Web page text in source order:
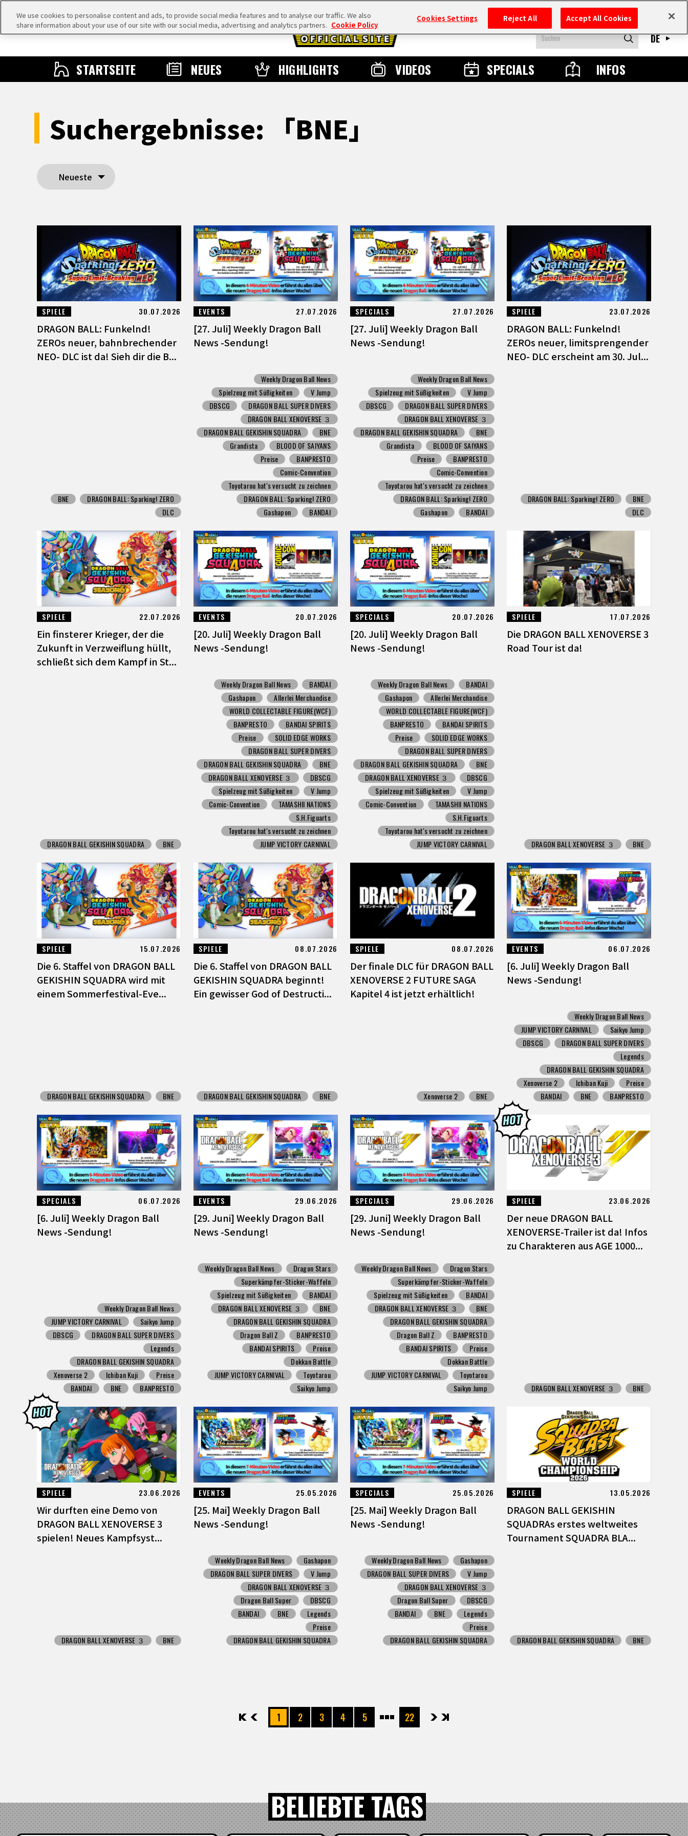
STARTSEITE NEUES HIGHLIGHTS VIDEOS SPECIALS INFOS
DE
Suchergebnisse: 「BNE」
Neueste
SPIELE 30.07.2026
DRAGON BALL: Funkelnd!
ZEROs neuer, bahnbrechender
NEO- DLC ist da! Sieh dir die B...
BNE
DRAGON BALL: Sparking! ZERO
DLC
EVENTS 27.07.2026
[27. Juli] Weekly Dragon Ball
News -Sendung!
Weekly Dragon Ball News
Spielzeug mit Süßigkeiten
V Jump
DBSCG
DRAGON BALL SUPER DIVERS
DRAGON BALL XENOVERSE ３
DRAGON BALL GEKISHIN SQUADRA
BNE
Grandista
BLOOD OF SAIYANS
Preise
BANPRESTO
Comic-Convention
Toyotarou hat's versucht zu zeichnen
DRAGON BALL: Sparking! ZERO
Gashapon
BANDAI
SPECIALS 27.07.2026
[27. Juli] Weekly Dragon Ball
News -Sendung!
Weekly Dragon Ball News
Spielzeug mit Süßigkeiten
V Jump
DBSCG
DRAGON BALL SUPER DIVERS
DRAGON BALL XENOVERSE ３
DRAGON BALL GEKISHIN SQUADRA
BNE
Grandista
BLOOD OF SAIYANS
Preise
BANPRESTO
Comic-Convention
Toyotarou hat's versucht zu zeichnen
DRAGON BALL: Sparking! ZERO
Gashapon
BANDAI
SPIELE 23.07.2026
DRAGON BALL: Funkelnd!
ZEROs neuer, limitsprengender
NEO- DLC erscheint am 30. Jul...
DRAGON BALL: Sparking! ZERO
BNE
DLC
SPIELE 22.07.2026
Ein finsterer Krieger, der die
Zukunft in Verzweiflung hüllt,
schließt sich dem Kampf in St...
DRAGON BALL GEKISHIN SQUADRA BNE
EVENTS 20.07.2026
[20. Juli] Weekly Dragon Ball
News -Sendung!
Weekly Dragon Ball News
BANDAI
Gashapon
Allerlei Merchandise
WORLD COLLECTABLE FIGURE(WCF)
BANPRESTO
BANDAI SPIRITS
Preise
SOLID EDGE WORKS
DRAGON BALL SUPER DIVERS
DRAGON BALL GEKISHIN SQUADRA
BNE
DRAGON BALL XENOVERSE ３
DBSCG
Spielzeug mit Süßigkeiten
V Jump
Comic-Convention
TAMASHII NATIONS
S.H.Figuarts
Toyotarou hat's versucht zu zeichnen
JUMP VICTORY CARNIVAL
SPECIALS 20.07.2026
[20. Juli] Weekly Dragon Ball
News -Sendung!
Weekly Dragon Ball News
BANDAI
Gashapon
Allerlei Merchandise
WORLD COLLECTABLE FIGURE(WCF)
BANPRESTO
BANDAI SPIRITS
Preise
SOLID EDGE WORKS
DRAGON BALL SUPER DIVERS
DRAGON BALL GEKISHIN SQUADRA
BNE
DRAGON BALL XENOVERSE ３
DBSCG
Spielzeug mit Süßigkeiten
V Jump
Comic-Convention
TAMASHII NATIONS
S.H.Figuarts
Toyotarou hat's versucht zu zeichnen
JUMP VICTORY CARNIVAL
SPIELE 17.07.2026
Die DRAGON BALL XENOVERSE 3
Road Tour ist da!
DRAGON BALL XENOVERSE ３ BNE
SPIELE 15.07.2026
Die 6. Staffel von DRAGON BALL
GEKISHIN SQUADRA wird mit
einem Sommerfestival-Eve...
DRAGON BALL GEKISHIN SQUADRA BNE
SPIELE 08.07.2026
Die 6. Staffel von DRAGON BALL
GEKISHIN SQUADRA beginnt!
Ein gewisser God of Destructi...
DRAGON BALL GEKISHIN SQUADRA BNE
SPIELE 08.07.2026
Der finale DLC für DRAGON BALL
XENOVERSE 2 FUTURE SAGA
Kapitel 4 ist jetzt erhältlich!
Xenoverse 2 BNE
EVENTS 06.07.2026
[6. Juli] Weekly Dragon Ball
News -Sendung!
Weekly Dragon Ball News
JUMP VICTORY CARNIVAL
Saikyo Jump
DBSCG
DRAGON BALL SUPER DIVERS
Legends
DRAGON BALL GEKISHIN SQUADRA
Xenoverse 2
Ichiban Kuji
Preise
BANDAI
BNE BANPRESTO
SPECIALS 06.07.2026
[6. Juli] Weekly Dragon Ball
News -Sendung!
Weekly Dragon Ball News
JUMP VICTORY CARNIVAL
Saikyo Jump
DBSCG
DRAGON BALL SUPER DIVERS
Legends
DRAGON BALL GEKISHIN SQUADRA
Xenoverse 2
Ichiban Kuji
Preise
BANDAI
BNE BANPRESTO
EVENTS 29.06.2026
[29. Juni] Weekly Dragon Ball
News -Sendung!
Weekly Dragon Ball News
Dragon Stars
Superkämpfer-Sticker-Waffeln
Spielzeug mit Süßigkeiten
BANDAI
DRAGON BALL XENOVERSE ３
BNE
DRAGON BALL GEKISHIN SQUADRA
Dragon Ball Z
BANPRESTO
BANDAI SPIRITS
Preise
Dokkan Battle
JUMP VICTORY CARNIVAL
Toyotarou
Saikyo Jump
SPECIALS 29.06.2026
[29. Juni] Weekly Dragon Ball
News -Sendung!
Weekly Dragon Ball News
Dragon Stars
Superkämpfer-Sticker-Waffeln
Spielzeug mit Süßigkeiten
BANDAI
DRAGON BALL XENOVERSE ３
BNE
DRAGON BALL GEKISHIN SQUADRA
Dragon Ball Z
BANPRESTO
BANDAI SPIRITS
Preise
Dokkan Battle
JUMP VICTORY CARNIVAL
Toyotarou
Saikyo Jump
SPIELE 23.06.2026
Der neue DRAGON BALL
XENOVERSE-Trailer ist da! Infos
zu Charakteren aus AGE 1000...
DRAGON BALL XENOVERSE ３ BNE
SPIELE 23.06.2026
Wir durften eine Demo von
DRAGON BALL XENOVERSE 3
spielen! Neues Kampfsyst...
DRAGON BALL XENOVERSE ３ BNE
EVENTS 25.05.2026
[25. Mai] Weekly Dragon Ball
News -Sendung!
Weekly Dragon Ball News
Gashapon
DRAGON BALL SUPER DIVERS
V Jump
DRAGON BALL XENOVERSE ３
Dragon Ball Super
DBSCG
BANDAI
BNE
Legends
Preise
DRAGON BALL GEKISHIN SQUADRA
SPECIALS 25.05.2026
[25. Mai] Weekly Dragon Ball
News -Sendung!
Weekly Dragon Ball News
Gashapon
DRAGON BALL SUPER DIVERS
V Jump
DRAGON BALL XENOVERSE ３
Dragon Ball Super
DBSCG
BANDAI
BNE
Legends
Preise
DRAGON BALL GEKISHIN SQUADRA
SPIELE 13.05.2026
DRAGON BALL GEKISHIN
SQUADRAs erstes weltweites
Tournament SQUADRA BLA...
DRAGON BALL GEKISHIN SQUADRA BNE
先頭 1 2 3 4 5 22次へ 最後
BELIEBTE TAGS
We use cookies to personalise content and ads, to provide social media features and to analyse our traffic. We also
share information about your use of our site with our social media, advertising and analytics partners. Cookie Policy
Cookies Settings Reject All Accept All Cookies